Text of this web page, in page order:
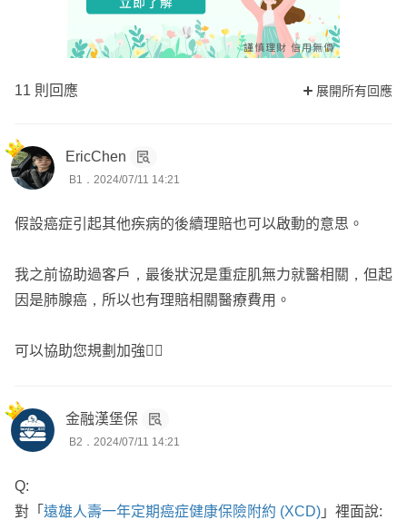
11 則回應 展開所有回應
EricChen
B1．2024/07/11 14:21
假設癌症引起其他疾病的後續理賠也可以啟動的意思。
我之前協助過客戶，最後狀況是重症肌無力就醫相關，但起
因是肺腺癌，所以也有理賠相關醫療費用。
可以協助您規劃加強👌🏻
金融漢堡保
B2．2024/07/11 14:21
Q:
對「 遠雄人壽一年定期癌症健康保險附約 (XCD) 」裡面說: